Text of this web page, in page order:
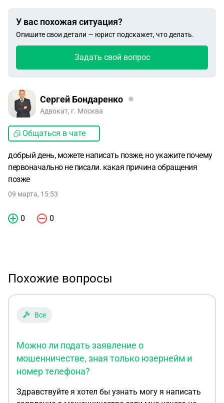
У вас похожая ситуация?
Опишите свои детали — юрист подскажет, что делать.
Задать свой вопрос
Сергей Бондаренко
Адвокат, г. Москва
Общаться в чате
добрый день, можете написать позже, но укажите почему
первоначально не писали. какая причина обращения
позже
09 марта, 15:53
0 0
Похожие вопросы
Все
Можно ли подать заявление о
мошенничестве, зная только юзернейм и
номер телефона?
Здравствуйте я хотел бы узнать могу я написать